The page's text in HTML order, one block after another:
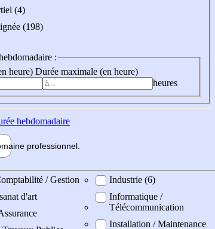
(4)
(198)
:
heure) Durée maximale (en heure)
heures
hebdomadaire
professionnel
/ Gestion
d'art
Industrie (6)
Informatique /
Télécommunication
Installation / Maintenance